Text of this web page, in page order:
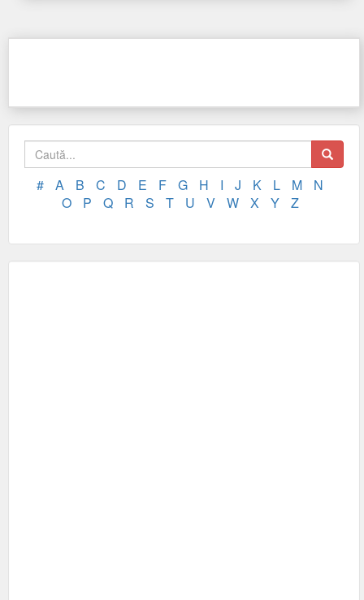
# A B C D E F G H I J K L M
N
O
P Q R S T U V W X Y Z